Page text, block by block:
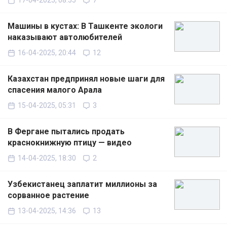
Машины в кустах: В Ташкенте экологи
наказывают автолюбителей
16-04-2025, 20:44 12
Казахстан предпринял новые шаги для
спасения малого Арала
15-04-2025, 05:31 3
В Фергане пытались продать
краснокнижную птицу — видео
14-04-2025, 18:30 2
Узбекистанец заплатит миллионы за
сорванное растение
13-04-2025, 14:36 13